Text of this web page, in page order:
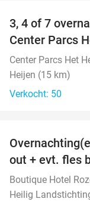
3, 4 of 7
Center Parcs
Center Parcs Het
Heijen (15 km)
Verkocht: 50
out + evt. fles
Boutique Hotel
Heilig